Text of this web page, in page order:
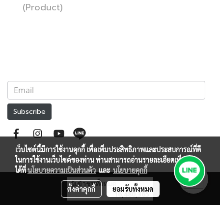
(Product)
Subscribe
ผู้เข้าชมวันนี้ 4,558
เว็บไซต์นี้มีการใช้งานคุกกี้ เพื่อเพิ่มประสิทธิภาพและประสบการณ์ที่ดี
ในการใช้งานเว็บไซต์ของท่าน ท่านสามารถอ่านรายละเอียดเพิ่มเติม
ได้ที่นโยบายความเป็นส่วนตัวและนโยบายคุกกี้
ตั้งค่าคุกกี้ ยอมรับทั้งหมด